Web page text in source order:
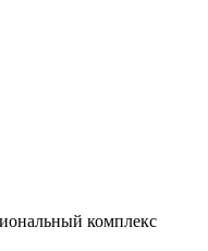
комплекс